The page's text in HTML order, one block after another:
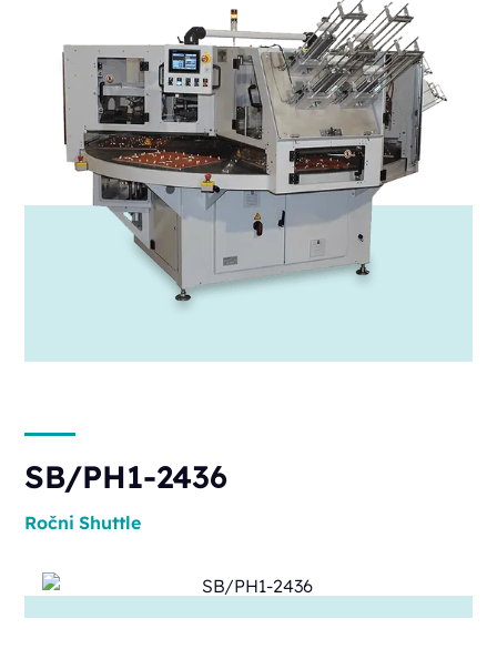
SB/PH1-2436
Ročni Shuttle